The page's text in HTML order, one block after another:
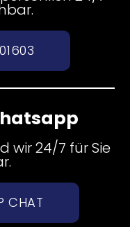
wir 24/7 für Sie
CHAT